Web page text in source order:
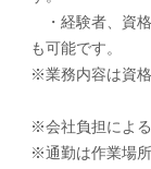
・経験者、資
も可能です。
※業務内容は資
※会社負担によ
※通勤は作業場